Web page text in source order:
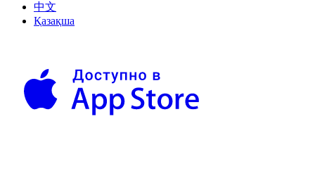
中文
Қазақша